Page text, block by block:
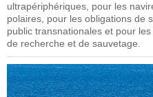
ultrapériphériques, pour les
polaires, pour les obligations de
public transnationales et pour
de recherche et de sauvetage.